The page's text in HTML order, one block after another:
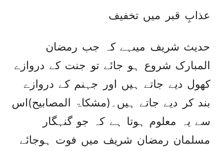
عذابِ قبر میں تخفیف
حدیث شریف میںہے کہ جب رمضان
المبارک شروع ہو جائے تو جنت کے دروازے
کھول دیے جاتے ہیں اور جہنم کے دروازے
بند کر دیے جاتے ہیں۔(مشکاۃ المصابیح)اس
سے یہ معلوم ہوتا ہے کہ جو گنہگار
مسلمان رمضان شریف میں فوت ہوجائے